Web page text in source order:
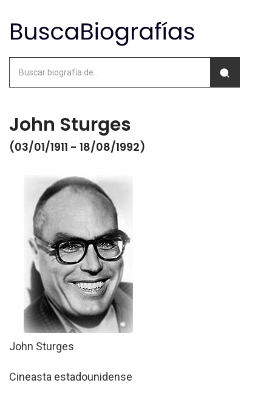
John Sturges
(03/01/1911 - 18/08/1992)
John Sturges
Cineasta estadounidense